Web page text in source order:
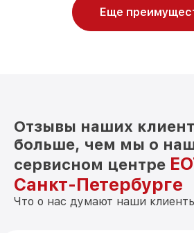
Еще
Отзывы наших
больше, чем мы о
сервисном центре
Санкт-Петербурге
Что о нас думают наши